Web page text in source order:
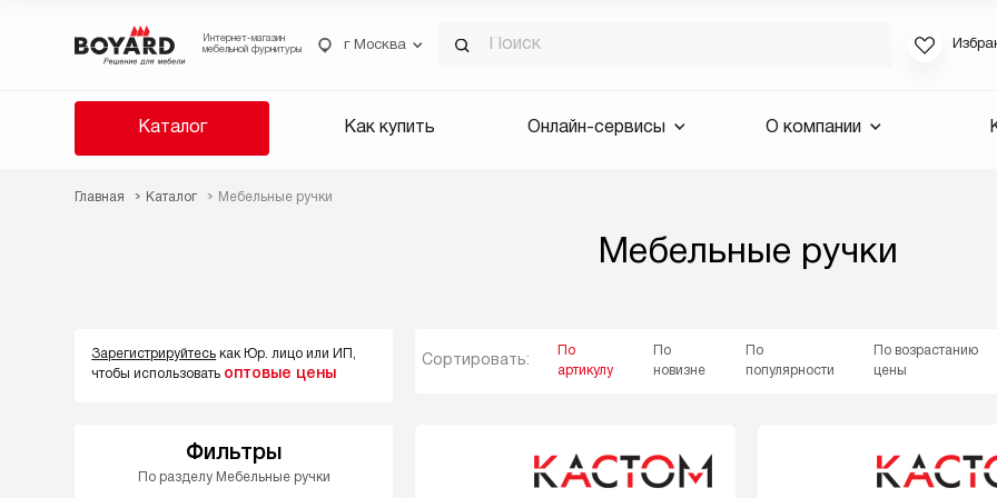
Интернет-магазин
мебельной фурнитуры
г Москва
Каталог Как купить Онлайн-сервисы О компании
Главная Каталог Мебельные ручки
Мебельные ручки
Зарегистрируйтесь как Юр. лицо или ИП,
чтобы использовать оптовые цены
Сортировать:
По
артикулу
По
новизне
По
популярности
По возрастанию
цены
Фильтры
По разделу Мебельные ручки
Если вы
для смены